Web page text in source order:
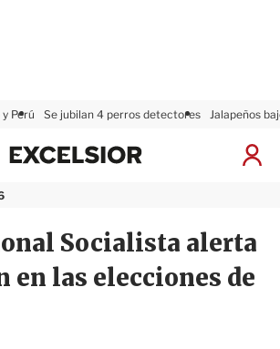
Perú Se jubilan 4 perros detectores Jalapeños
I
a
S
x
s
i
r
Socialista alerta
en las elecciones de